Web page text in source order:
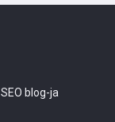
SEO blog-ja